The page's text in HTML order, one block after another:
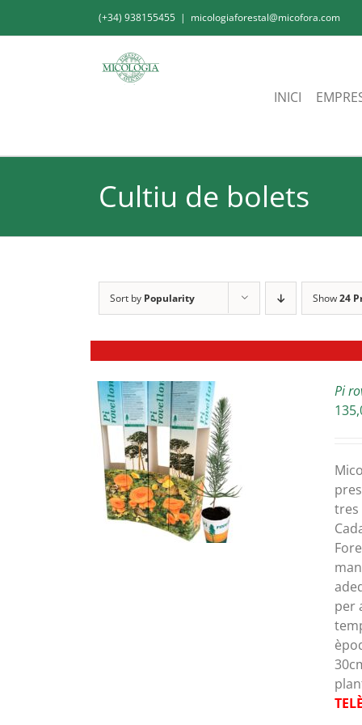
(+34) 938155455 | micologiaforestal@micofora.com
INICI
Cultiu de bolets
Sort by Popularity Show24
Pi
tres
per